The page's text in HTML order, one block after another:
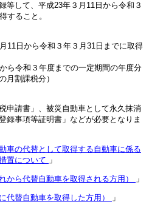
等して、平成23年３月11日から令和３
すること。
11日から令和３年３月31日までに取得
ら令和３年度までの一定期間の年度分
月割課税分）
申請書」、被災自動車として永久抹消
録事項等証明書」などが必要となりま
車の代替として取得する自動車に係る
置について 」
から代替自動車を取得される方用） 」
代替自動車を取得した方用） 」